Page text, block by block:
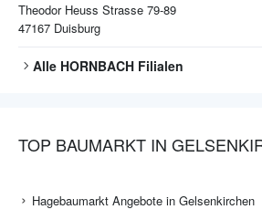
Theodor Heuss Strasse 79-89
47167 Duisburg
Alle HORNBACH Filialen
TOP BAUMARKT IN
Hagebaumarkt Angebote in Gelsenkirchen